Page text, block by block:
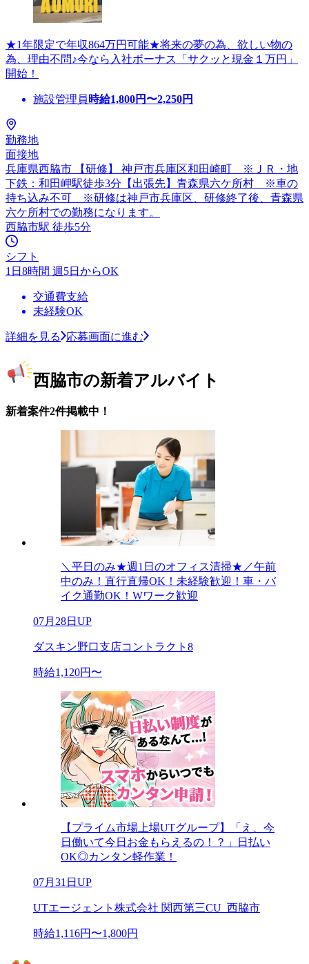
★1年限定で年収864万円可能★将来の夢の為、欲しい物の
為、理由不問♪今なら入社ボーナス「サクッと現金１万円」
開始！
施設管理員 時給1,800円〜2,250円
勤務地
面接地
兵庫県西脇市 【研修】 神戸市兵庫区和田崎町 ※ＪＲ・地
下鉄：和田岬駅徒歩3分【出張先】青森県六ケ所村 ※車の
持ち込み不可 ※研修は神戸市兵庫区、研修終了後、青森県
六ケ所村での勤務になります。
西脇市駅 徒歩5分
シフト
1日8時間 週5日からOK
交通費支給
未経験OK
詳細を見る 応募画面に進む
西脇市の新着アルバイト
新着案件2件掲載中！
＼平日のみ★週1日のオフィス清掃★／午前
中のみ！直行直帰OK！未経験歓迎！車・バ
イク通勤OK！Wワーク歓迎
07月28日UP
ダスキン野口支店コントラクト8
時給1,120円〜
【プライム市場上場UTグループ】「え、今
日働いて今日お金もらえるの！？」日払い
OK◎カンタン軽作業！
07月31日UP
UTエージェント株式会社 関西第三CU_西脇市
時給1,116円〜1,800円